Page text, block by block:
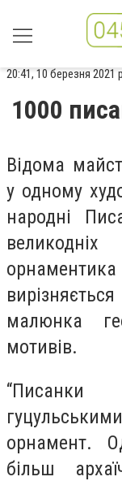
20:41, 10 березня 2021
1000
Відома
у одному
народні
малюнка
мотивів.
“Писанки
орнамент.
більш